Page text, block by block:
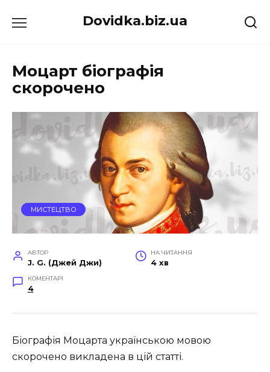
до
Dovidka.biz.ua
Моцарт біографія
скорочено
МИСТЕЦТВО
АВТОР
J. G. (Джей Джи)
НА ЧИТАННЯ
4 хв
КОМЕНТАРІ
4
Біографія Моцарта українською мовою
скорочено викладена в цій статті.